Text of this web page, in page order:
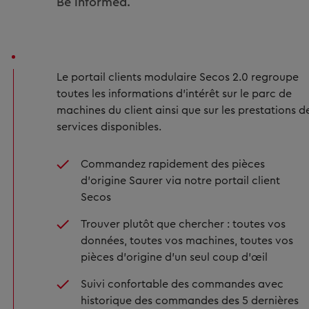
Le portail clients modulaire Secos 2.0 regroupe
toutes les informations d’intérêt sur le parc de
machines du client ainsi que sur les prestations
services disponibles.
Commandez rapidement des pièces
d'origine Saurer via notre portail client
Secos
Trouver plutôt que chercher : toutes vos
données, toutes vos machines, toutes vos
pièces d’origine d'un seul coup d'œil
Suivi confortable des commandes avec
historique des commandes des 5 dernières